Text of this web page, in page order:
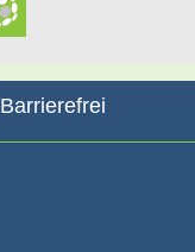
Barrierefrei